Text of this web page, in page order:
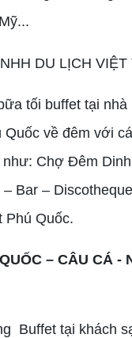
tối buffet tại
Quốc về đêm với
như: Chợ Đêm
Bar –
Phú Quốc.
– CÂU CÁ -
Buffet tại khách